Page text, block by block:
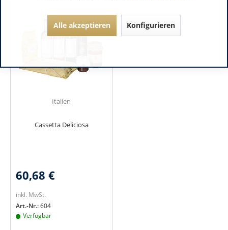
Italien
Cassetta Deliciosa
60,68 €
inkl. MwSt.
Art.-Nr.:604
Verfügbar
Alle akzeptieren Konfigurieren